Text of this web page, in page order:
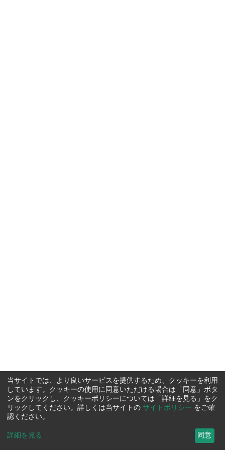
当サイトでは、より良いサービスを提供するため、クッキーを利用
しています。クッキーの使用に同意いただける場合は「同意」ボタ
ンをクリックし、クッキーポリシーについては「詳細を見る」をク
リックしてください。詳しくは当サイトの サイトポリシー をご確
認ください。
詳細を見る ... 同意